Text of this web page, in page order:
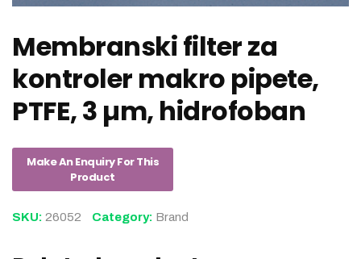
Membranski filter za
kontroler makro pipete,
PTFE, 3 µm, hidrofoban
SKU: 26052 Category: Brand